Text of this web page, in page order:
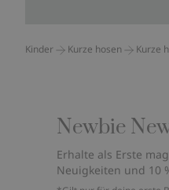
Kinder Kurze hosen Kurze
Newbie
Erhalte als Erste
Neuigkeiten und 10